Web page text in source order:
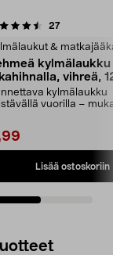
27arvostelut
&
kylmälaukku
vihreä,
kylmälaukku
vuorilla –
Lisää ostoskoriin